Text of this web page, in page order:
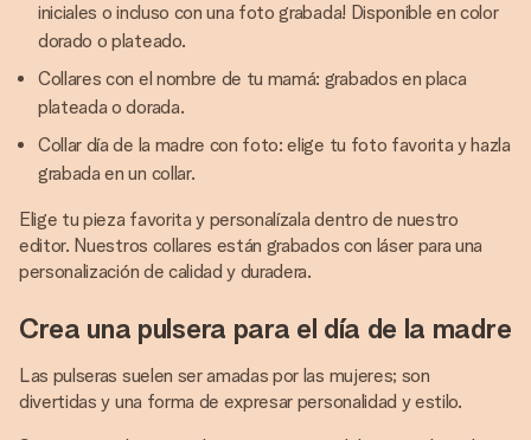
iniciales o incluso con una foto grabada! Disponible en color
dorado o plateado.
Collares con el nombre de tu mamá: grabados en placa
plateada o dorada.
Collar día de la madre con foto: elige tu foto favorita y hazla
grabada en un collar.
Elige tu pieza favorita y personalízala dentro de nuestro
editor. Nuestros collares están grabados con láser para una
personalización de calidad y duradera.
Crea una pulsera para el día de la madre
Las pulseras suelen ser amadas por las mujeres; son
divertidas y una forma de expresar personalidad y estilo.